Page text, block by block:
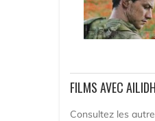
FILMS AVEC
Consultez les